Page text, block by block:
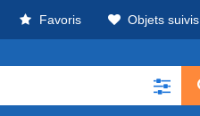
Favoris Objets suivis